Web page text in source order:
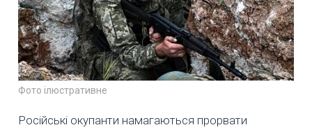
Фото ілюстративне
Російські окупанти намагаються прорвати